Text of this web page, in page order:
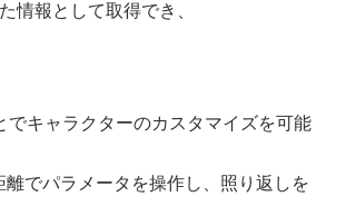
情報として取得でき、
でキャラクターのカスタマイズを可能
でパラメータを操作し、照り返しを